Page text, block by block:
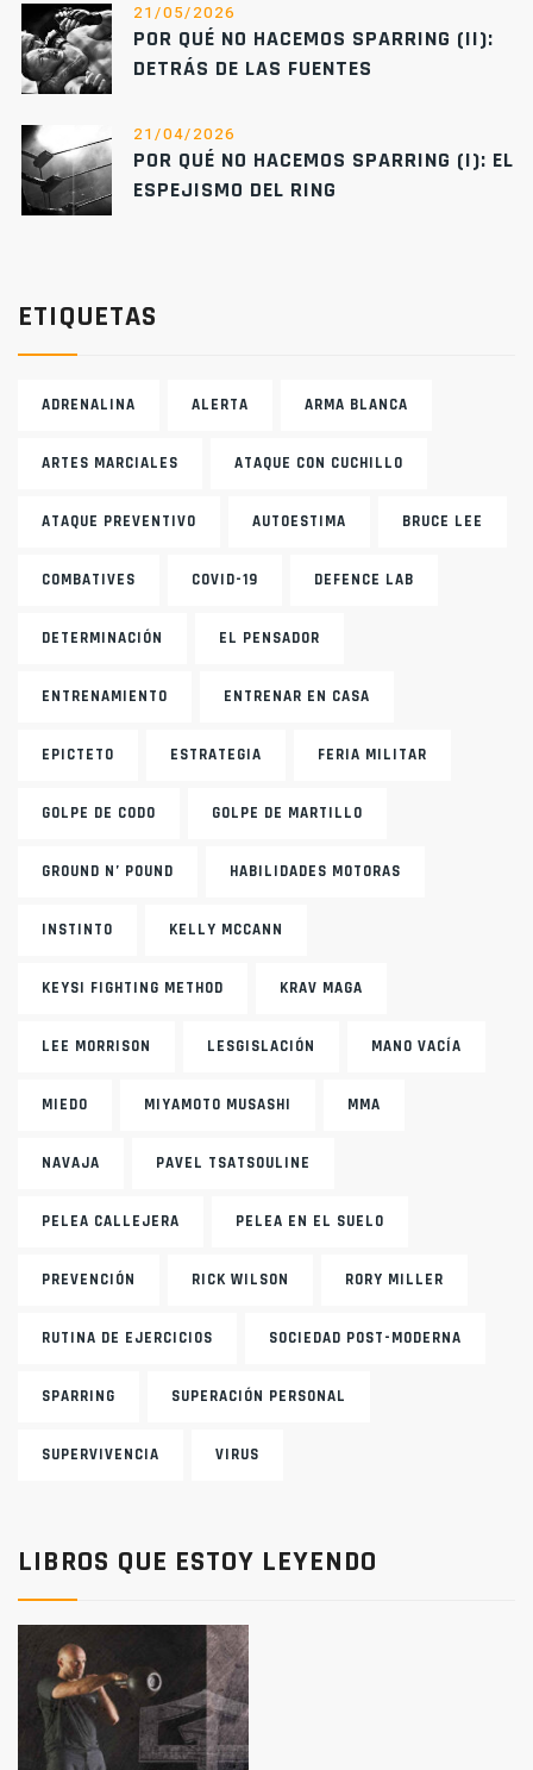
21/05/2026
POR QUÉ NO HACEMOS SPARRING (II):
DETRÁS DE LAS FUENTES
21/04/2026
POR QUÉ NO HACEMOS SPARRING (I): EL
ESPEJISMO DEL RING
ETIQUETAS
ADRENALINA ALERTA ARMA BLANCA
ARTES MARCIALES ATAQUE CON CUCHILLO
ATAQUE PREVENTIVO AUTOESTIMA BRUCE LEE
COMBATIVES COVID-19 DEFENCE LAB
DETERMINACIÓN EL PENSADOR
ENTRENAMIENTO ENTRENAR EN CASA
EPICTETO ESTRATEGIA FERIA MILITAR
GOLPE DE CODO GOLPE DE MARTILLO
GROUND N’ POUND HABILIDADES MOTORAS
INSTINTO KELLY MCCANN
KEYSI FIGHTING METHOD KRAV MAGA
LEE MORRISON LESGISLACIÓN MANO VACÍA
MIEDO MIYAMOTO MUSASHI MMA
NAVAJA PAVEL TSATSOULINE
PELEA CALLEJERA PELEA EN EL SUELO
PREVENCIÓN RICK WILSON RORY MILLER
RUTINA DE EJERCICIOS SOCIEDAD POST-MODERNA
SPARRING SUPERACIÓN PERSONAL
SUPERVIVENCIA VIRUS
LIBROS QUE ESTOY LEYENDO